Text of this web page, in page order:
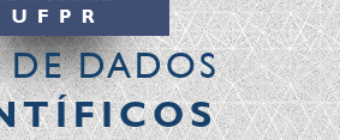
DE DADOS